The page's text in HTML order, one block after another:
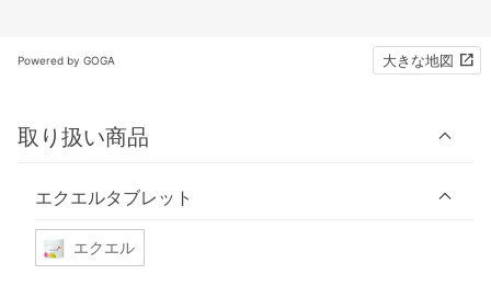
Powered by GOGA 大きな地図
取り扱い商品
エクエルタブレット
エクエル